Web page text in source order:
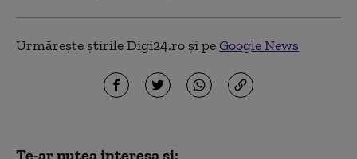
Urmărește știrile Digi24.ro și peGoogle News
Te-ar putea interesa și: